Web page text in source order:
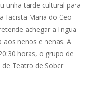
unha tarde cultural para
fadista María do Ceo
achegar a lingua
aos nenos e nenas. A
horas, o grupo de
Teatro de Sober